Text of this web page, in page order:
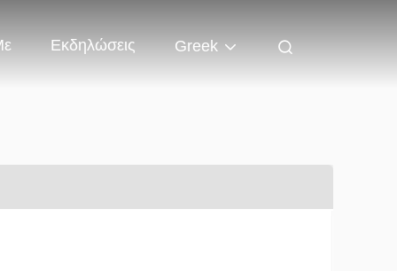
Εκδηλώσεις Greek